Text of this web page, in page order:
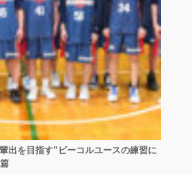
出を目指す”ビーコルユースの練習に